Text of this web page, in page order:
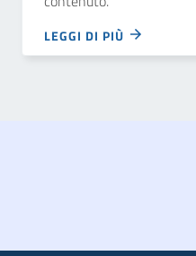
LEGGI DI PIÙ
Pagina